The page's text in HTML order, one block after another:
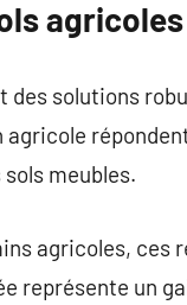
solutions
agricole
meubles.
agricoles,
représente un